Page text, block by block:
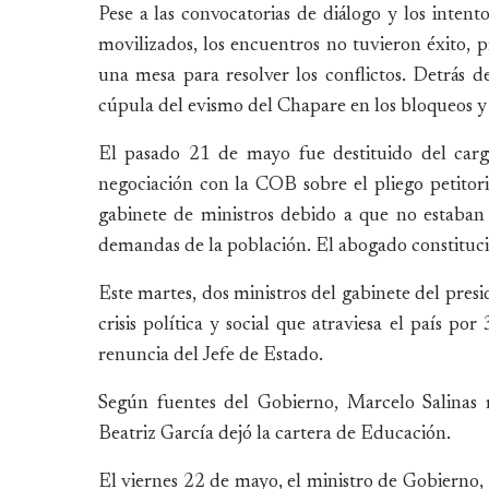
Pese a las convocatorias de diálogo y los
movilizados, los encuentros no tuvieron éxito,
una mesa para resolver los conflictos. Detrás
cúpula del evismo del Chapare en los bloqueos
El pasado 21 de mayo fue destituido del
negociación con la COB sobre el pliego
gabinete de ministros debido a que no
demandas de la población. El abogado
Este martes, dos ministros del gabinete del
crisis política y social que atraviesa el país por
renuncia del Jefe de Estado.
Según fuentes del Gobierno, Marcelo
Beatriz García dejó la cartera de Educación.
El viernes 22 de mayo, el ministro de